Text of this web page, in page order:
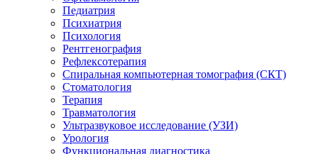
Педиатрия
Психиатрия
Психология
Рентгенография
Рефлексотерапия
Спиральная компьютерная томография (СКТ)
Стоматология
Терапия
Травматология
Ультразвуковое исследование (УЗИ)
Урология
Функциональная диагностика